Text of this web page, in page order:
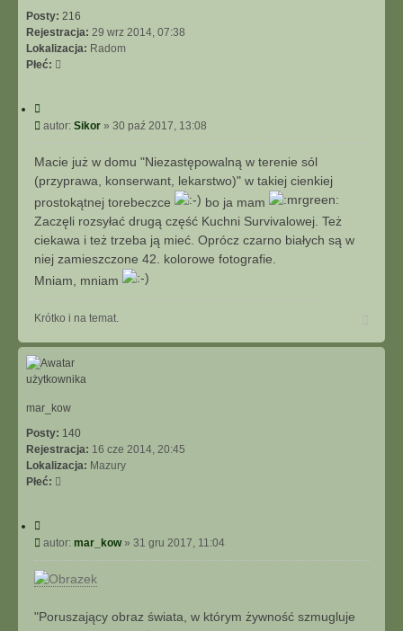
Posty: 216
Rejestracja: 29 wrz 2014, 07:38
Lokalizacja: Radom
Płeć:
y
j
P
s
autor: Sikor » 30 paź 2017, 13:08
Macie już w domu "Niezastępowalną w terenie sól
(przyprawa, konserwant, lekarstwo)" w takiej cienkiej
prostokątnej torebeczce
bo ja mam
Zaczęli rozsyłać drugą część Kuchni Survivalowej. Też
ciekawa i też trzeba ją mieć. Oprócz czarno białych są w
niej zamieszczone 42. kolorowe fotografie.
Mniam, mniam
Krótko i na temat.
g
mar_kow
Posty: 140
Rejestracja: 16 cze 2014, 20:45
Lokalizacja: Mazury
Płeć:
y
u
j
P
o
s
t
autor: mar_kow» 31 gru 2017, 11:04
"Poruszający obraz świata, w którym żywność szmugluje